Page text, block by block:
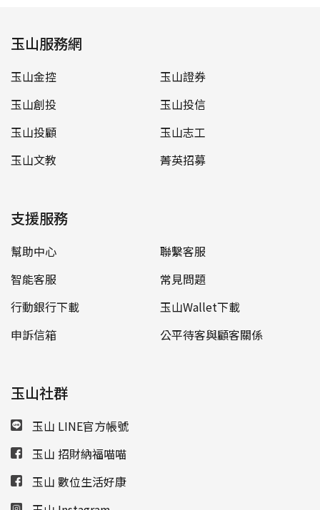
玉山服務網
玉山金控
玉山證券
玉山創投
玉山投信
玉山投顧
玉山志工
玉山文教
菁英招募
支援服務
幫助中心
聯繫客服
智能客服
常見問題
行動銀行下載
玉山Wallet下載
申訴信箱
公平待客與顧客關係
玉山社群
玉山 LINE官方帳號
玉山 招財納福喵喵
玉山 數位生活好康